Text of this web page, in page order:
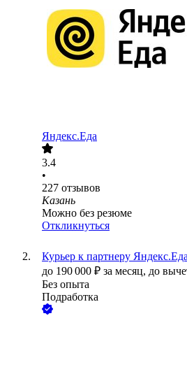
Яндекс.Еда
3.4
•
227 отзывов
Казань
Можно без резюме
Откликнуться
Курьер к партнеру
до 190 000 ₽ за месяц, до
Без опыта
Подработка